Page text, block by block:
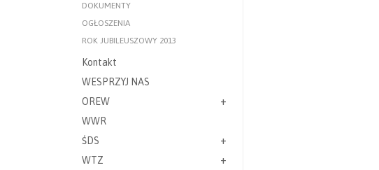
DOKUMENTY
OGŁOSZENIA
ROK JUBILEUSZOWY 2013
Kontakt
WESPRZYJ NAS
OREW
WWR
ŚDS
WTZ